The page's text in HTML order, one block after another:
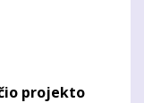
projekto